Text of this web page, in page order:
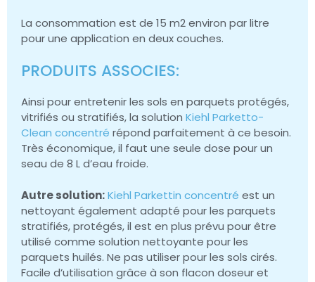
La consommation est de 15 m2 environ par litre
pour une application en deux couches.
PRODUITS ASSOCIES:
Ainsi pour entretenir les sols en parquets protégés,
vitrifiés ou stratifiés, la solution Kiehl Parketto-
Clean concentré répond parfaitement à ce besoin.
Très économique, il faut une seule dose pour un
seau de 8 L d’eau froide.
Autre solution:Kiehl Parkettin concentré est un
nettoyant également adapté pour les parquets
stratifiés, protégés, il est en plus prévu pour être
utilisé comme solution nettoyante pour les
parquets huilés. Ne pas utiliser pour les sols cirés.
Facile d’utilisation grâce à son flacon doseur et